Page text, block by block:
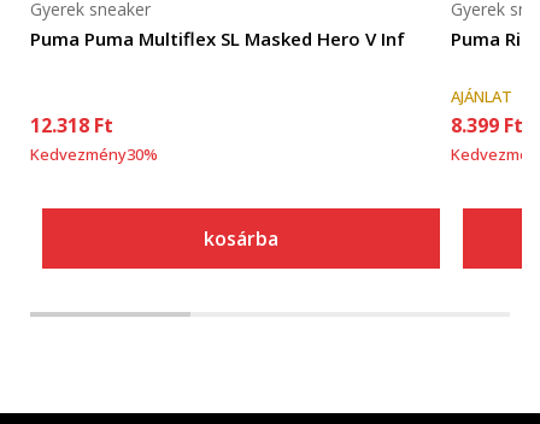
Puma Puma Multiflex SL Masked Hero V Inf
Gyerek sneaker
12.318 Ft
Kedvezmény30%
kosárba
Puma
Gyerek
AJÁNLAT
8.399 Ft